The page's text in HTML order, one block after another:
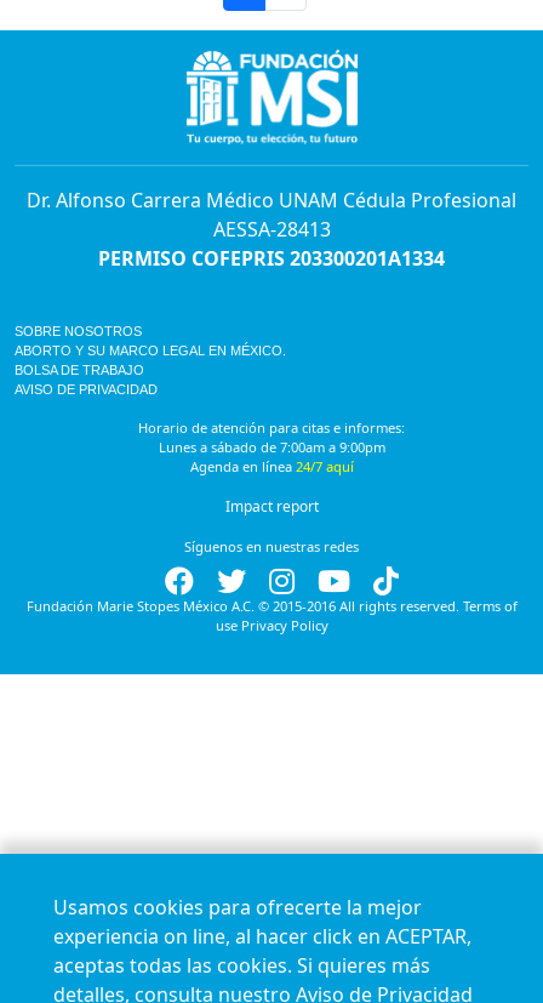
Dr. Alfonso Carrera Médico UNAM Cédula Profesional
AESSA-28413
PERMISO COFEPRIS 203300201A1334
SOBRE NOSOTROS
ABORTO Y SU MARCO LEGAL EN MÉXICO.
BOLSA DE TRABAJO
AVISO DE PRIVACIDAD
Horario de atención para citas e informes:
Lunes a sábado de 7:00am a 9:00pm
Agenda en línea 24/7 aquí
Impact report
Síguenos en nuestras redes
Fundación Marie Stopes México A.C. © 2015-2016 All rights reserved. Terms of
use Privacy Policy
Usamos cookies para ofrecerte la mejor
experiencia on line, al hacer click en ACEPTAR,
aceptas todas las cookies. Si quieres más
detalles, consulta nuestro Aviso de Privacidad